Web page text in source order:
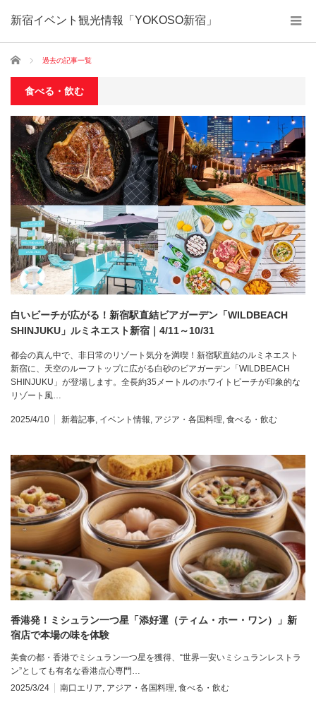
新宿イベント観光情報「YOKOSO新宿」
ホーム 過去の記事一覧
食べる・飲む
白いビーチが広がる！新宿駅直結ビアガーデン「WILDBEACH
SHINJUKU」ルミネエスト新宿｜4/11～10/31
都会の真ん中で、非日常のリゾート気分を満喫！新宿駅直結のルミネエスト
新宿に、天空のルーフトップに広がる白砂のビアガーデン「WILDBEACH
SHINJUKU」が登場します。全長約35メートルのホワイトビーチが印象的な
リゾート風…
2025/4/10 新着記事, イベント情報, アジア・各国料理, 食べる・飲む
香港発！ミシュラン一つ星「添好運（ティム・ホー・ワン）」新
宿店で本場の味を体験
美食の都・香港でミシュラン一つ星を獲得、“世界一安いミシュランレストラ
ン”としても有名な香港点心専門…
2025/3/24
南口エリア アジア・各国料理 食べる・飲む